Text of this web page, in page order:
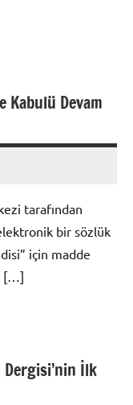
Devam
tarafından
bir sözlük
için madde
[…]
Dergisi’nin İlk